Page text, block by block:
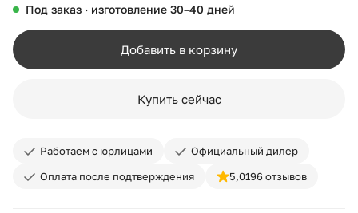
Под заказ · изготовление 30–40 дней
Добавить в корзину
Купить сейчас
Работаем с юрлицами
Официальный дилер
Оплата после подтверждения
5,0196 отзывов